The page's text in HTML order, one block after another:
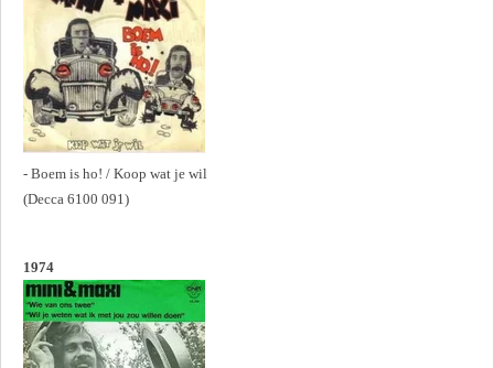
- Boem is ho! / Koop wat je wil
(Decca 6100 091)
1974